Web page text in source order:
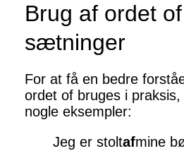
Brug af ordet
sætninger
For at få en bedre
ordet of bruges i
nogle eksempler:
Jeg er stoltafmine